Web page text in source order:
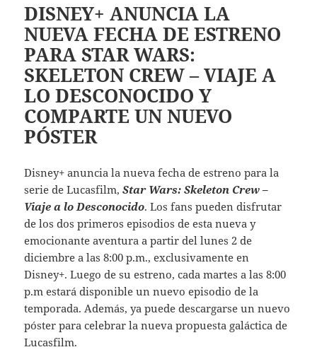
DISNEY+ ANUNCIA LA
NUEVA FECHA DE ESTRENO
PARA STAR WARS:
SKELETON CREW – VIAJE A
LO DESCONOCIDO Y
COMPARTE UN NUEVO
PÓSTER
Disney+ anuncia la nueva fecha de estreno para la
serie de Lucasfilm,Star Wars: Skeleton Crew –
Viaje a lo Desconocido. Los fans pueden disfrutar
de los dos primeros episodios de esta nueva y
emocionante aventura a partir del lunes 2 de
diciembre a las 8:00 p.m., exclusivamente en
Disney+. Luego de su estreno, cada martes a las 8:00
p.m estará disponible un nuevo episodio de la
temporada. Además, ya puede descargarse un nuevo
póster para celebrar la nueva propuesta galáctica de
Lucasfilm.